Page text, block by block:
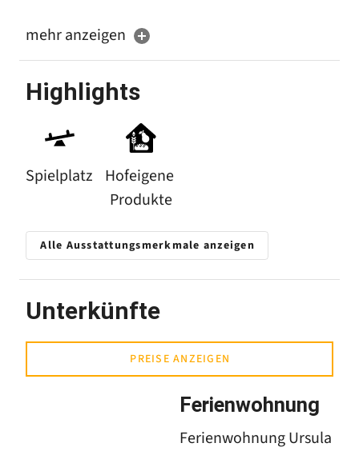
5 Gästezimmer,
2 Doppelzimmer, 2 Dreibettzimmer und 1
Einzelzimmer.
Alle Zimmer mit Dusche und WC, zum Teil mit
Balkon und Seeblick, Übernachtung mit
Frühstück.
Ruhige Lage, 3 km bis Meersburg,
erschlossene Rad- und Wanderwege,
Reitmöglichkeit, Liegewiese, Gartenmöbel,
Pkw vorteilhaft.
mehr anzeigen
Highlights
Spielplatz
Hofeigene
Produkte
Alle Ausstattungsmerkmale anzeigen
Unterkünfte
PREISE ANZEIGEN
Ferienwohnung
Ferienwohnung Ursula